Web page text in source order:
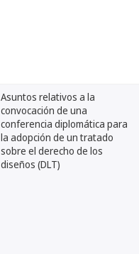
Asuntos relativos a la
convocación de una
conferencia diplomática para
la adopción de un tratado
sobre el derecho de los
diseños (DLT)